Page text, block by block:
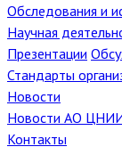
Обследования и
Научная
Презентации
Стандарты
Новости
Новости АО
Контакты